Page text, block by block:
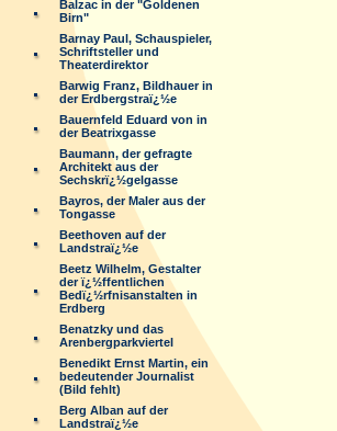
Balzac in der "Goldenen
Birn"
Barnay Paul, Schauspieler,
Schriftsteller und
Theaterdirektor
Barwig Franz, Bildhauer in
der Erdbergstraï¿½e
Bauernfeld Eduard von in
der Beatrixgasse
Baumann, der gefragte
Architekt aus der
Sechskrï¿½gelgasse
Bayros, der Maler aus der
Tongasse
Beethoven auf der
Landstraï¿½e
Beetz Wilhelm, Gestalter
der ï¿½ffentlichen
Bedï¿½rfnisanstalten in
Erdberg
Benatzky und das
Arenbergparkviertel
Benedikt Ernst Martin, ein
bedeutender Journalist
(Bild fehlt)
Berg Alban auf der
Landstraï¿½e